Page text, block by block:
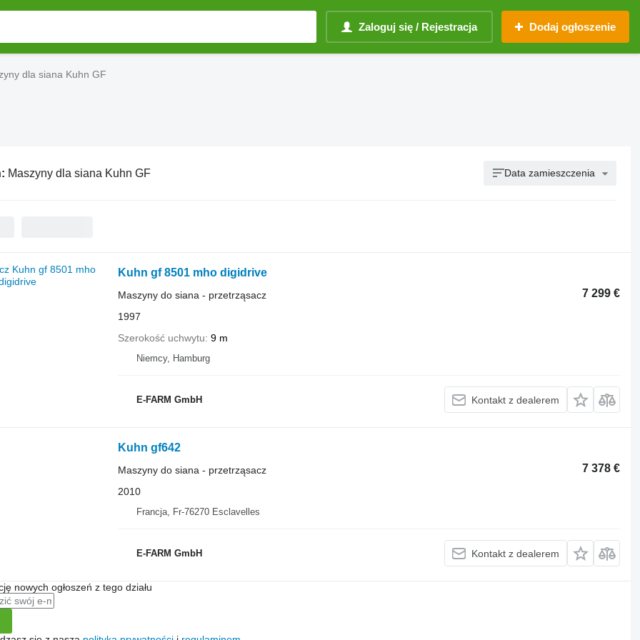
Zaloguj się / Rejestracja Dodaj ogłoszenie
dla siana Kuhn GF
Maszyny dla siana Kuhn GF Data zamieszczenia
Kuhn gf 8501 mho digidrive
7 299 €
Maszyny do siana - przetrząsacz
1997
Szerokość uchwytu 9 m
Niemcy, Hamburg
E-FARM GmbH Kontakt z dealerem
Kuhn gf642
7 378 €
Maszyny do siana - przetrząsacz
2010
Francja, Fr-76270 Esclavelles
E-FARM GmbH Kontakt z dealerem
nowych ogłoszeń z tego działu